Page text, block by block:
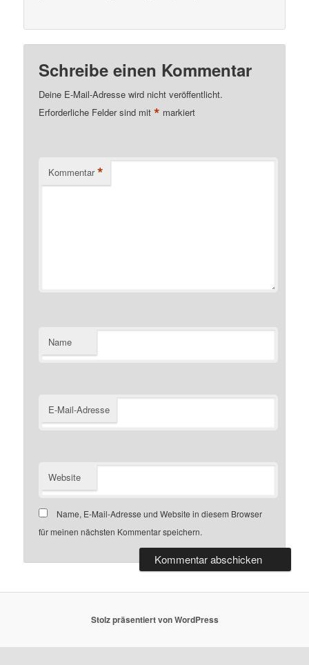
Schreibe einen Kommentar
Deine E-Mail-Adresse wird nicht veröffentlicht.
Erforderliche Felder sind mit* markiert
Kommentar *
Name
E-Mail-Adresse
Website
Name, E-Mail-Adresse und Website in diesem Browser
für meinen nächsten Kommentar speichern.
Stolz präsentiert von WordPress